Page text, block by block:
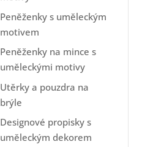
Peněženky s uměleckým
motivem
Peněženky na mince s
uměleckými motivy
Utěrky a pouzdra na
brýle
Designové propisky s
uměleckým dekorem